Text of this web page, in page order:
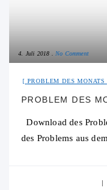
4. Juli 2018 No Comment
PROBLEM DES MONATS
PROBLEM DES
Download des
des Problems aus